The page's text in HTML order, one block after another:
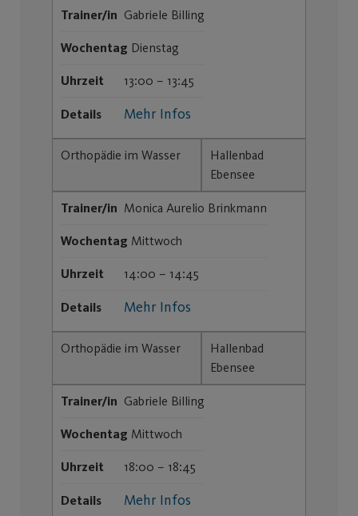
Trainer/in Gabriele Billing
Wochentag Dienstag
Uhrzeit 13:00 – 13:45
Details Mehr Infos
Orthopädie im Wasser
Hallenbad
Ebensee
Trainer/in Monica Aurelio Brinkmann
Wochentag Mittwoch
Uhrzeit 14:00 – 14:45
Details Mehr Infos
Orthopädie im Wasser
Hallenbad
Ebensee
Trainer/in Gabriele Billing
Wochentag Mittwoch
Uhrzeit 18:00 – 18:45
Details Mehr Infos